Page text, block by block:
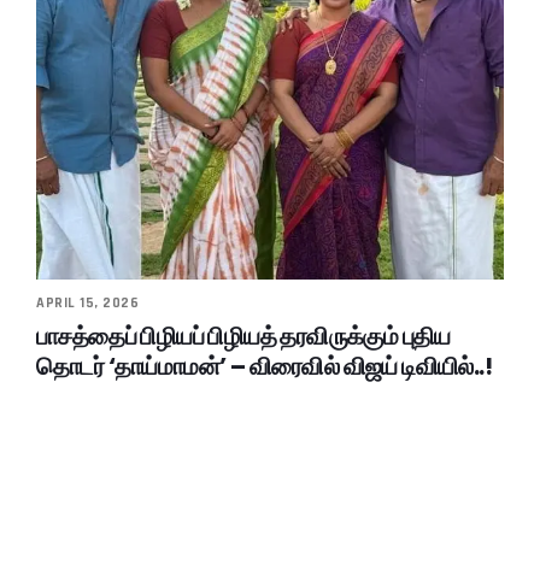
APRIL 15, 2026
பாசத்தைப் பிழியப் பிழியத் தரவிருக்கும் புதிய
தொடர் ‘தாய்மாமன்’ – விரைவில் விஜய் டிவியில்..!